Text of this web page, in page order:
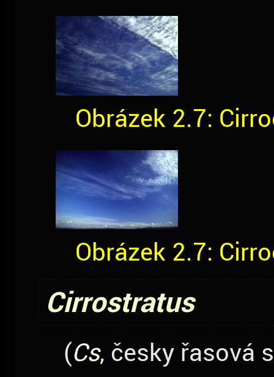
Obrázek 2.7:
Obrázek 2.7:
Cirrostratus
(Cs, česky řasová